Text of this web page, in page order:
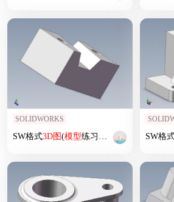
SOLIDWORKS
SW格式3D图(模型练习题)-031 SW格